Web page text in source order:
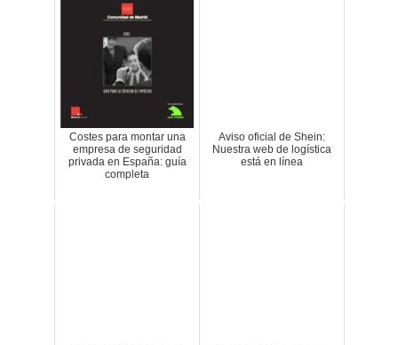
Costes para montar una
empresa de seguridad
privada en España: guía
completa
Aviso oficial de Shein:
Nuestra web de logística
está en línea